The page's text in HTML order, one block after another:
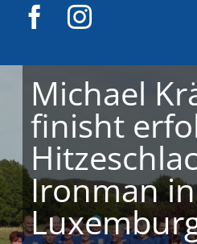
Verein
Mitmachen
Probetraining
Kontakt
Michael
finisht
Ironman in